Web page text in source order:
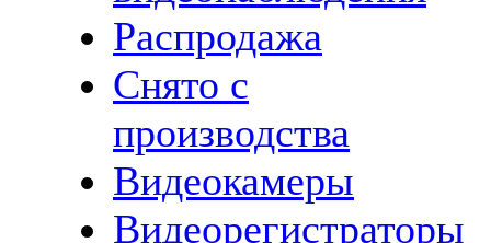
Распродажа
Снято с
производства
Видеокамеры
Видеорегистраторы